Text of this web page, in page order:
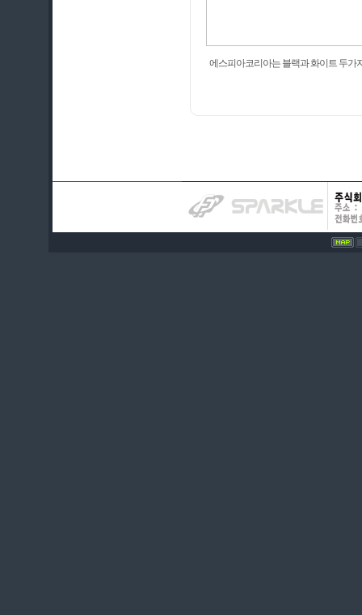
에스피아코리아는 블랙과 화이트 두가